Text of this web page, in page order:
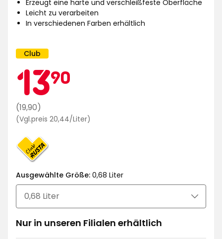
Erzeugt eine harte und verschleißfeste Oberfläche
Leicht zu verarbeiten
In verschiedenen Farben erhältlich
Kampagnenname:
Club
1390
€
Regulärer
Preis
€
(19,90)
(Vgl.preis 20,44/Liter)
Ausgewählte Größe: 0,68 Liter
Nur in unseren Filialen erhältlich